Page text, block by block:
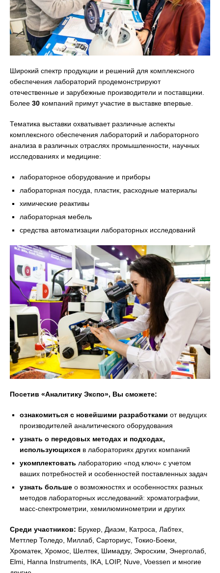
Широкий спектр продукции и решений для комплексного
обеспечения лабораторий продемонстрируют
отечественные и зарубежные производители и поставщики.
Более 30 компаний примут участие в выставке впервые.
Тематика выставки охватывает различные аспекты
комплексного обеспечения лабораторий и лабораторного
анализа в различных отраслях промышленности, научных
исследованиях и медицине:
лабораторное оборудование и приборы
лабораторная посуда, пластик, расходные материалы
химические реактивы
лабораторная мебель
средства автоматизации лабораторных исследований
Посетив «Аналитику Экспо», Вы сможете:
ознакомиться с новейшими разработками от ведущих
производителей аналитического оборудования
узнать о передовых методах и подходах,
использующихся в лабораториях других компаний
укомплектовать лабораторию «под ключ» с учетом
ваших потребностей и особенностей поставленных задач
узнать больше о возможностях и особенностях разных
методов лабораторных исследований: хроматографии,
масс-спектрометрии, хемилюминометрии и других
Среди участников: Брукер, Диаэм, Катроса, Лабтех,
Меттлер Толедо, Миллаб, Сарториус, Токио-Боеки,
Хроматек, Хромос, Шелтек, Шимадзу, Экросхим, Энерголаб,
Elmi, Hanna Instruments, IKA, LOIP, Nuve, Voessen и многие